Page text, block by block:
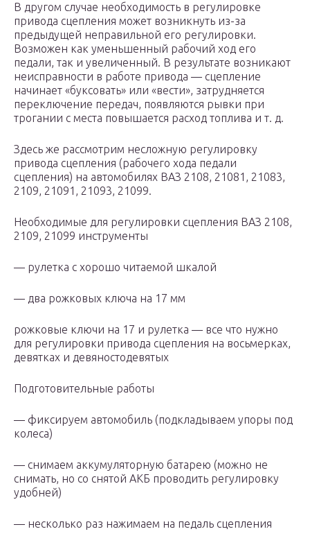
В другом случае необходимость в регулировке
привода сцепления может возникнуть из-за
предыдущей неправильной его регулировки.
Возможен как уменьшенный рабочий ход его
педали, так и увеличенный. В результате возникают
неисправности в работе привода — сцепление
начинает «буксовать» или «вести», затрудняется
переключение передач, появляются рывки при
трогании с места повышается расход топлива и т. д.
Здесь же рассмотрим несложную регулировку
привода сцепления (рабочего хода педали
сцепления) на автомобилях ВАЗ 2108, 21081, 21083,
2109, 21091, 21093, 21099.
Необходимые для регулировки сцепления ВАЗ 2108,
2109, 21099 инструменты
— рулетка с хорошо читаемой шкалой
— два рожковых ключа на 17 мм
рожковые ключи на 17 и рулетка — все что нужно
для регулировки привода сцепления на восьмерках,
девятках и девяностодевятых
Подготовительные работы
— фиксируем автомобиль (подкладываем упоры под
колеса)
— снимаем аккумуляторную батарею (можно не
снимать, но со снятой АКБ проводить регулировку
удобней)
— несколько раз нажимаем на педаль сцепления